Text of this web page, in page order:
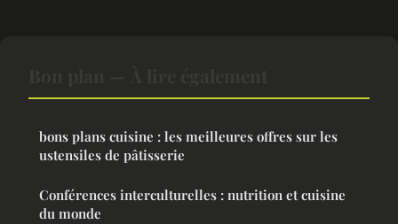
bons plans cuisine : les meilleures offres sur les
ustensiles de pâtisserie
Conférences interculturelles : nutrition et cuisine
du monde